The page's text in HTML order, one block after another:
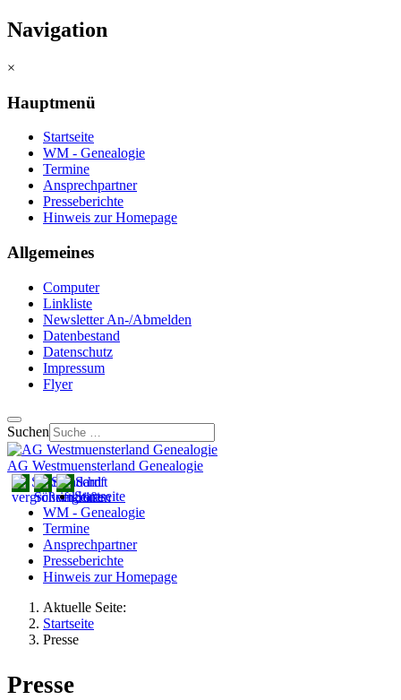
Navigation
×
Hauptmenü
Startseite
WM - Genealogie
Termine
Ansprechpartner
Presseberichte
Hinweis zur Homepage
Allgemeines
Computer
Linkliste
Newsletter An-/Abmelden
Datenbestand
Datenschutz
Impressum
Flyer
Suchen
AG Westmuensterland Genealogie
Startseite
WM - Genealogie
Termine
Ansprechpartner
Presseberichte
Hinweis zur Homepage
Aktuelle Seite:
Startseite
Presse
Presse